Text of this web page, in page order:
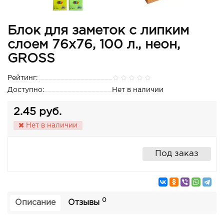
Блок для заметок с липким
слоем 76х76, 100 л., неон,
GROSS
Рейтинг:
Доступно:
Нет в наличии
2.45 руб.
Нет в наличии
Под заказ
Описание Отзывы 0